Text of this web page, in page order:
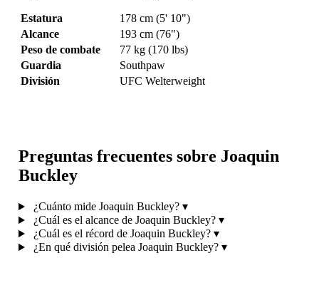
Estatura
178 cm (5' 10")
Alcance
193 cm (76")
Peso de combate
77 kg (170 lbs)
Guardia
Southpaw
División
UFC Welterweight
Preguntas frecuentes sobre Joaquin
Buckley
¿Cuánto mide Joaquin Buckley? ▾
¿Cuál es el alcance de Joaquin Buckley? ▾
¿Cuál es el récord de Joaquin Buckley? ▾
¿En qué división pelea Joaquin Buckley? ▾